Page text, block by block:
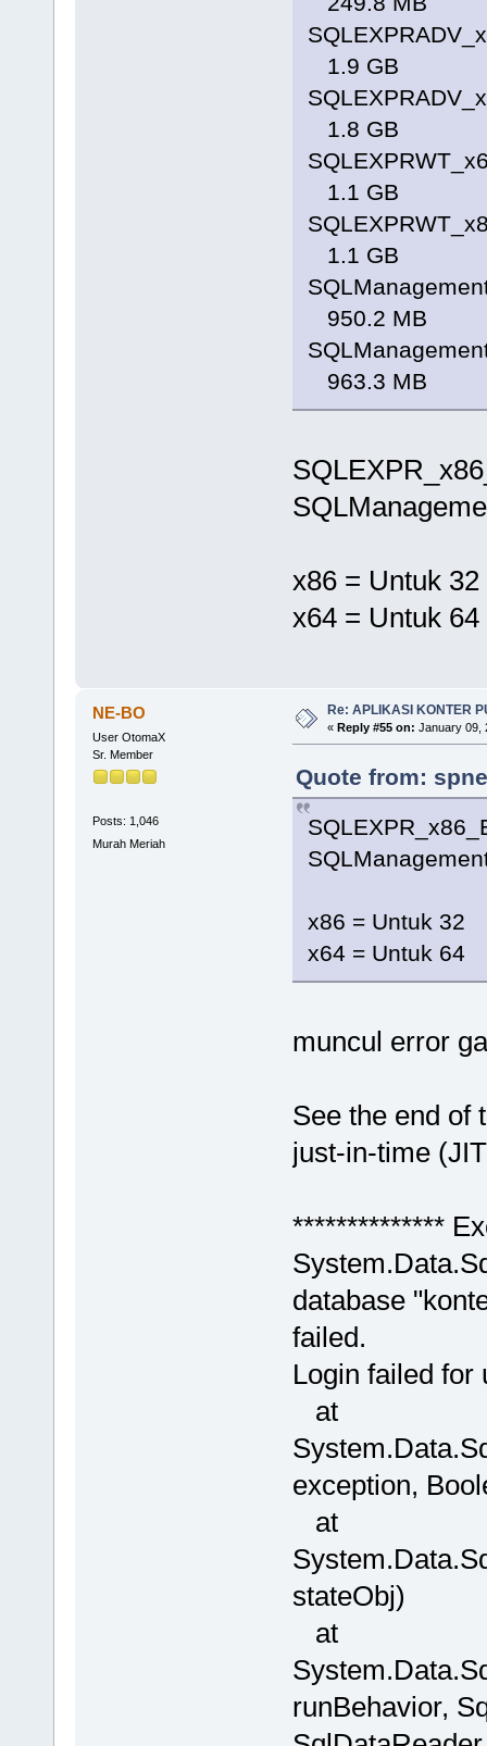
1.9 GB
1.8 GB
1.1 GB
1.1 GB
950.2 MB
963.3 MB
x86 = Untuk 32
x64 = Untuk 64
NE-BO
User OtomaX
Sr. Member
Posts: 1,046
Murah Meriah
Re: APLIKASI KONTER
« Reply #55 on: January 09,
Quote from:
x86 = Untuk 32
x64 = Untuk 64
muncul error
See the end of
just-in-time
**************
database
failed.
Login failed for
at
exception,
at
stateObj)
at
runBehavior,